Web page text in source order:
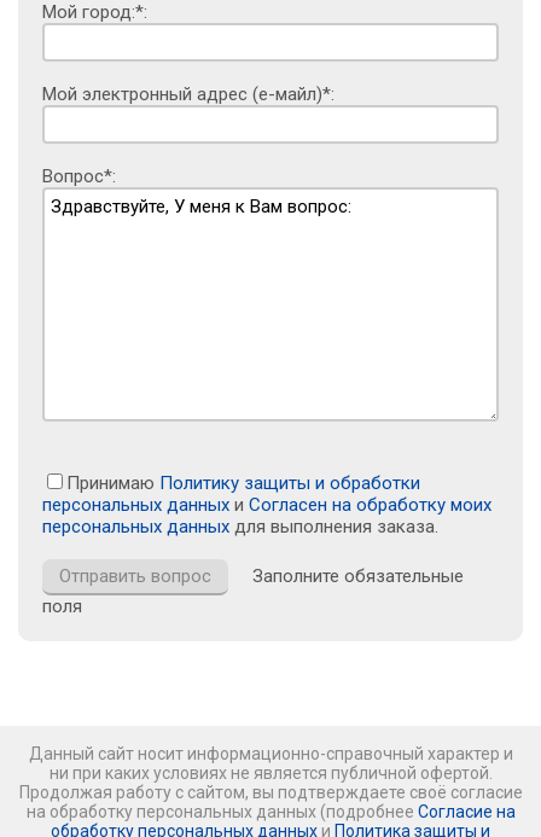
Мой город:*:
Мой электронный адрес (е-майл)*:
Вопрос*:
Принимаю Политику защиты и обработки
персональных данных и Согласен на обработку моих
персональных данных для выполнения заказа.
Заполните обязательные
поля
Данный сайт носит информационно-справочный характер и
ни при каких условиях не является публичной офертой.
Продолжая работу с сайтом, вы подтверждаете своё согласие
на обработку персональных данных (подробнее Согласие на
обработку персональных данных и Политика защиты и